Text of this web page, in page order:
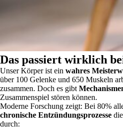
Das passiert wirklich
Unser Körper ist ein wahres
über 100 Gelenke und 650 Muskeln
zusammen. Doch es gibt
Zusammenspiel stören können.
Moderne Forschung zeigt: Bei 80%
chronische Entzündungsprozesse
durch: